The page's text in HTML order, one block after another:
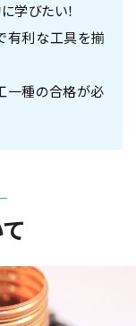
学びたい！
有利な工具を揃
一種の合格が必